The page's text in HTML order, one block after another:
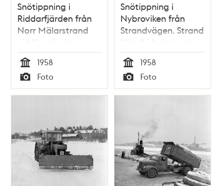
Snötippning i
Riddarfjärden från
Norr Mälarstrand
vid Karolinska
institutet
Tid
1958
Typ
Foto
Snötippning i
Nybroviken från
Strandvägen. Strand
Hotell i bakgrunden
Tid
1958
Typ
Foto